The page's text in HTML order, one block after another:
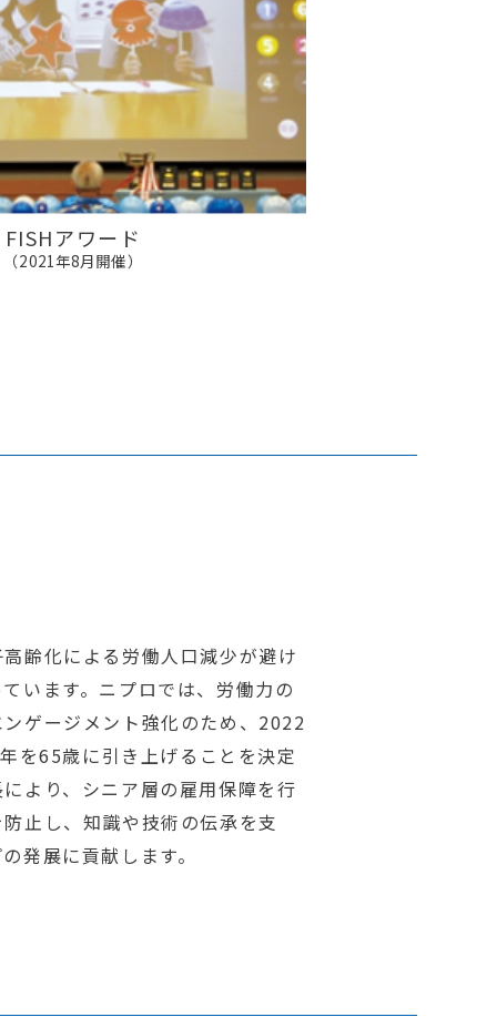
FISHアワード
（2021年8月開催）
齢化による労働人口減少が避け
います。ニプロでは、労働力の
ゲージメント強化のため、2022
を65歳に引き上げることを決定
より、シニア層の雇用保障を行
止し、知識や技術の伝承を支
発展に貢献します。